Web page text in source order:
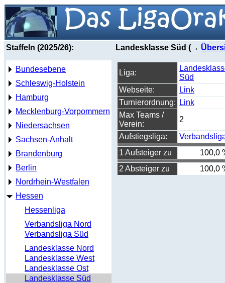
Staffeln (2025/26):
Bundesebene
Schleswig-Holstein
Hamburg
Mecklenburg-Vorpommern
Niedersachsen
Sachsen-Anhalt
Brandenburg
Berlin
Nordrhein-Westfalen
Hessen
Hessenliga
Verbandsliga Nord
Verbandsliga Süd
Landesklasse Nord
Landesklasse West
Landesklasse Ost
Landesklasse Süd
Landesklasse Süd (→
Liga:
Süd
Webseite:
Link
Turnierordnung:
Link
Max Teams /
Verein:
2
Aufstiegsliga:
1 Aufsteiger zu
100,0
2 Absteiger zu
100,0